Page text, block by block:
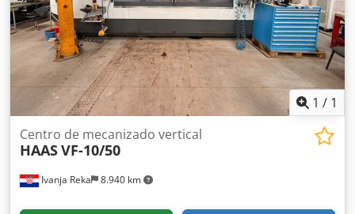
Huella: 2.200 x 2.360 mm Peso: 6.400 kg Dedezr Uq Sspfx
Apijck Máquina completa con: •Preset •Sonda de medición
•Morsa •Armario completo de herramientas •Manuales de
instrucciones y Declaración CE
1 / 1
Ivanja Reka 8.940 km
Centro de mecanizado vertical
HAASVF-10/50